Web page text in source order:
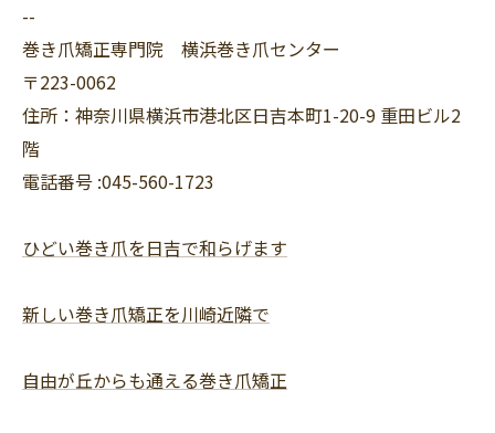
--
巻き爪矯正専門院 横浜巻き爪センター
〒223-0062
住所：神奈川県横浜市港北区日吉本町1-20-9 重田ビル2
階
電話番号 :045-560-1723
ひどい巻き爪を日吉で和らげます
新しい巻き爪矯正を川崎近隣で
自由が丘からも通える巻き爪矯正